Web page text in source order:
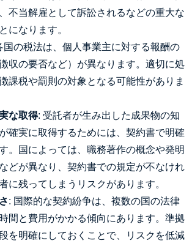
不当解雇として訴訟されるなどの重大な
になります。
国の税法は、個人事業主に対する報酬の
収の要否など）が異なります。適切に処
課税や罰則の対象となる可能性がありま
な取得: 受託者が生み出した成果物の知
確実に取得するためには、契約書で明確
。国によっては、職務著作の概念や発明
どが異なり、契約書での規定が不なけれ
に残ってしまうリスクがあります。
: 国際的な契約紛争は、複数の国の法律
間と費用がかかる傾向にあります。準拠
を明確にしておくことで、リスクを低減